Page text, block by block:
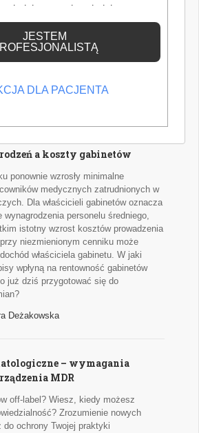
skuteczności i komfortu leczenia. W
technologii, miniaturyzacji narzędzi
pacjentów, kluczowym
praktyki staje się odpowiednio
Coraz częściej wybór ten
a koszty gabinetów
ponownie wzrosły minimalne
medycznych zatrudnionych w
Dla właścicieli gabinetów oznacza
personelu średniego,
istotny wzrost kosztów prowadzenia
niezmienionym cenniku może
właściciela gabinetu. W jaki
wpłyną na rentowność gabinetów
już dziś przygotować się do
Deżakowska
– wymagania
MDR
off-label? Wiesz, kiedy możesz
Zrozumienie nowych
do ochrony Twojej praktyki
odpowiednią
JESTEM
DLA PACJENTA